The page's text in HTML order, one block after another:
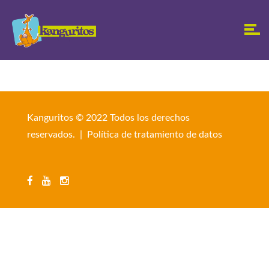
Kanguritos © 2022 Todos los derechos
reservados. |
Política de tratamiento de datos